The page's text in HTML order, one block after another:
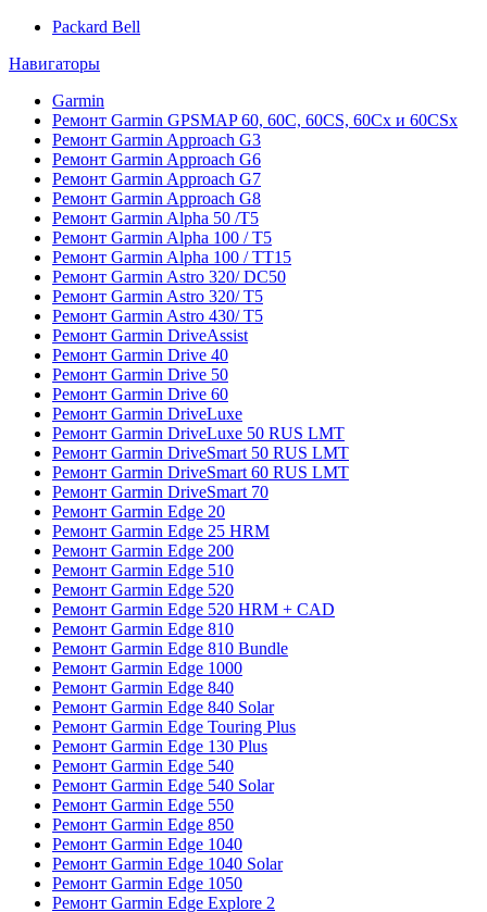
Packard Bell
Навигаторы
Garmin
Ремонт Garmin GPSMAP 60, 60C, 60CS, 60Cx и 60CSx
Ремонт Garmin Approach G3
Ремонт Garmin Approach G6
Ремонт Garmin Approach G7
Ремонт Garmin Approach G8
Ремонт Garmin Alpha 50 /T5
Ремонт Garmin Alpha 100 / T5
Ремонт Garmin Alpha 100 / TT15
Ремонт Garmin Astro 320/ DC50
Ремонт Garmin Astro 320/ T5
Ремонт Garmin Astro 430/ T5
Ремонт Garmin DriveAssist
Ремонт Garmin Drive 40
Ремонт Garmin Drive 50
Ремонт Garmin Drive 60
Ремонт Garmin DriveLuxe
Ремонт Garmin DriveLuxe 50 RUS LMT
Ремонт Garmin DriveSmart 50 RUS LMT
Ремонт Garmin DriveSmart 60 RUS LMT
Ремонт Garmin DriveSmart 70
Ремонт Garmin Edge 20
Ремонт Garmin Edge 25 HRM
Ремонт Garmin Edge 200
Ремонт Garmin Edge 510
Ремонт Garmin Edge 520
Ремонт Garmin Edge 520 HRM + CAD
Ремонт Garmin Edge 810
Ремонт Garmin Edge 810 Bundle
Ремонт Garmin Edge 1000
Ремонт Garmin Edge 840
Ремонт Garmin Edge 840 Solar
Ремонт Garmin Edge Touring Plus
Ремонт Garmin Edge 130 Plus
Ремонт Garmin Edge 540
Ремонт Garmin Edge 540 Solar
Ремонт Garmin Edge 550
Ремонт Garmin Edge 850
Ремонт Garmin Edge 1040
Ремонт Garmin Edge 1040 Solar
Ремонт Garmin Edge 1050
Ремонт Garmin Edge Explore 2